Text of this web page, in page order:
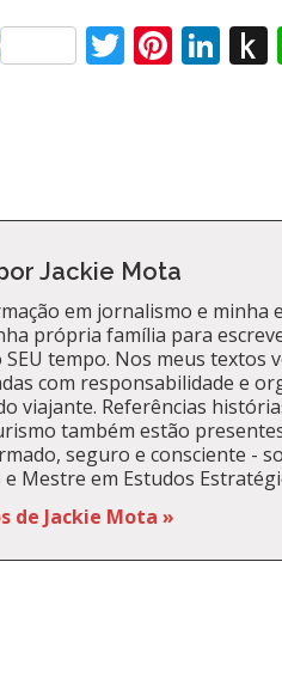
Twitter
Jackie Mota
em jornalismo e minha
própria família para
tempo. Nos meus textos
com responsabilidade e
viajante. Referências
também estão
seguro e consciente -
Mestre em Estudos
de Jackie Mota »